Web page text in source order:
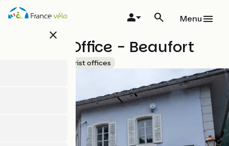
Skip
close
Menu
Tourism Office - Beaufort
Tourist offices